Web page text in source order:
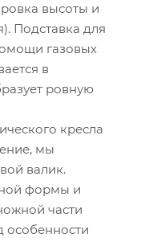
высоты и
Подставка для
газовых
в
ровную
кресла
мы
валик.
формы и
части
особенности